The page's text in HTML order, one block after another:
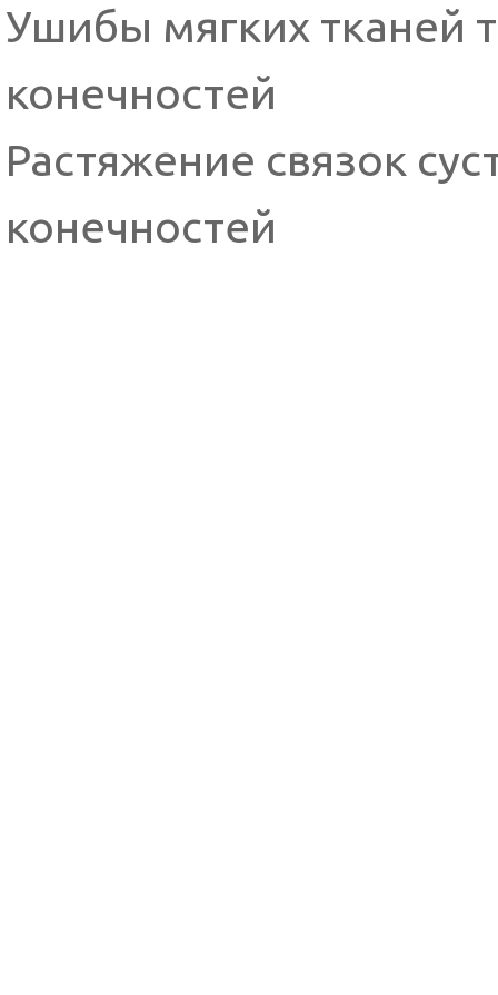
Ушибы мягких тканей
конечностей
Растяжение связок
конечностей